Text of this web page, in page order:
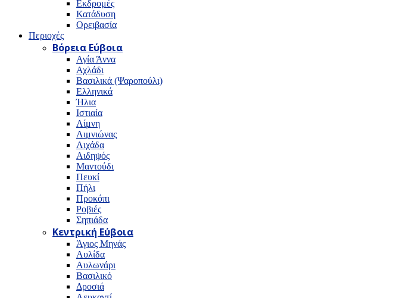
Εκδρομές
Κατάδυση
Ορειβασία
Περιοχές
Βόρεια Εύβοια
Αγία Άννα
Αχλάδι
Βασιλικά (Ψαροπούλι)
Ελληνικά
Ήλια
Ιστιαία
Λίμνη
Λιμνιώνας
Λιχάδα
Αιδηψός
Μαντούδι
Πευκί
Πήλι
Προκόπι
Ροβιές
Σηπιάδα
Κεντρική Εύβοια
Άγιος Μηνάς
Αυλίδα
Αυλωνάρι
Βασιλικό
Δροσιά